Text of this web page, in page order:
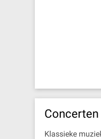
Klassieke